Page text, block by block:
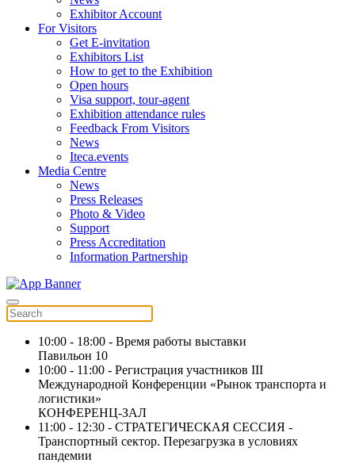
Exhibitor Account
For Visitors
Get E-invitation
Exhibitors List
How to get to the Exhibition
Open hours
Visa support, tour-agent
Exhibition attendance rules
Feedback From Visitors
News
Iteca.events
Media Centre
News
Press Releases
Photo & Video
Support
Press Accreditation
Information Partnership
10:00 - 18:00 - Время работы выставки
Павильон 10
10:00 - 11:00 - Регистрация участников III
Международной Конференции «Рынок транспорта и
логистики»
КОНФЕРЕНЦ-ЗАЛ
11:00 - 12:30 - СТРАТЕГИЧЕСКАЯ СЕССИЯ -
Транспортный сектор. Перезагрузка в условиях
пандемии